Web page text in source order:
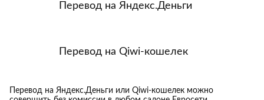
Перевод на Яндекс.Деньги
Перевод на Qiwi-кошелек
Перевод на Яндекс.Деньги или Qiwi-кошелек можно